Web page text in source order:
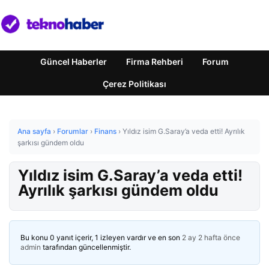
Güncel Haberler Firma Rehberi Forum
Çerez Politikası
Ana sayfa › Forumlar › Finans › Yıldız isim G.Saray’a veda etti! Ayrılık
şarkısı gündem oldu
Yıldız isim G.Saray’a veda etti!
Ayrılık şarkısı gündem oldu
Bu konu 0 yanıt içerir, 1 izleyen vardır ve en son 2 ay 2 hafta önce
admin tarafından güncellenmiştir.